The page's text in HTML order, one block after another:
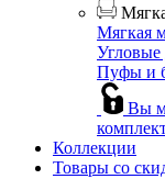
Мягкая
Пуфы и
Вы
Коллекции
Товары со